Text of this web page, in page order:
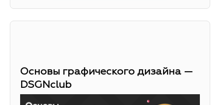
Основы графического дизайна —
DSGNclub